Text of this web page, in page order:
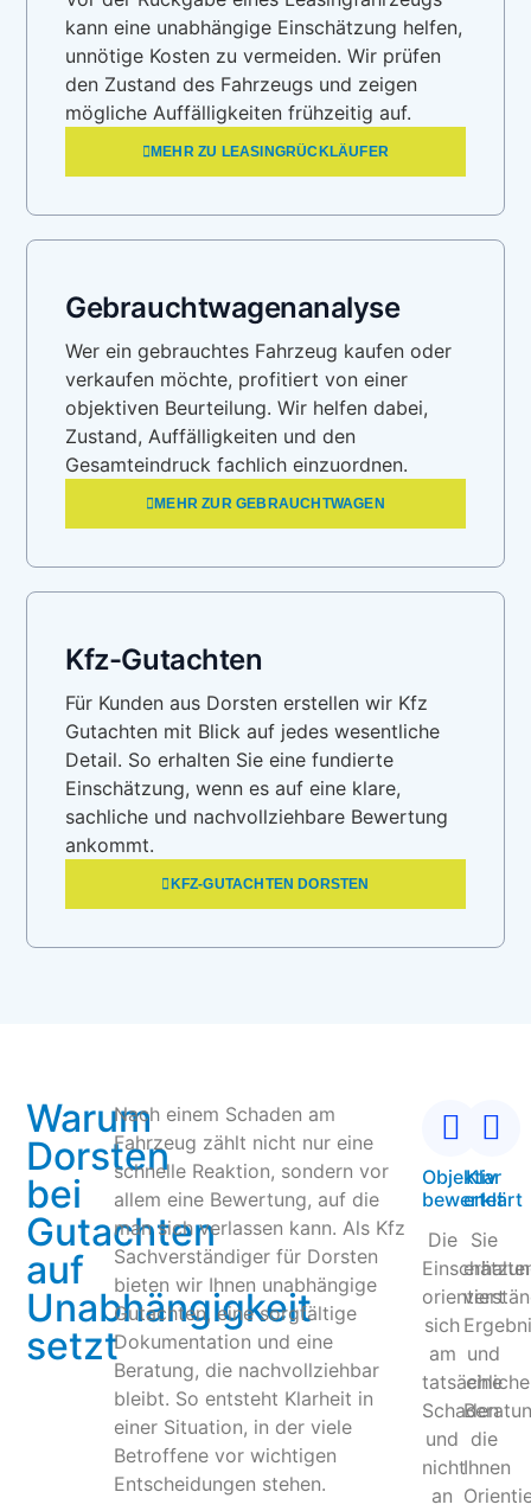
kann eine unabhängige Einschätzung helfen,
unnötige Kosten zu vermeiden. Wir prüfen
den Zustand des Fahrzeugs und zeigen
mögliche Auffälligkeiten frühzeitig auf.
MEHR ZU LEASINGRÜCKLÄUFER
Gebrauchtwagenanalyse
Wer ein gebrauchtes Fahrzeug kaufen oder
verkaufen möchte, profitiert von einer
objektiven Beurteilung. Wir helfen dabei,
Zustand, Auffälligkeiten und den
Gesamteindruck fachlich einzuordnen.
MEHR ZUR GEBRAUCHTWAGEN
Kfz-Gutachten
Für Kunden aus Dorsten erstellen wir Kfz
Gutachten mit Blick auf jedes wesentliche
Detail. So erhalten Sie eine fundierte
Einschätzung, wenn es auf eine klare,
sachliche und nachvollziehbare Bewertung
ankommt.
KFZ-GUTACHTEN DORSTEN
Warum
Dorsten
bei
Gutachten
auf
Unabhängigkeit
setzt
Nach einem Schaden am
Fahrzeug zählt nicht nur eine
schnelle Reaktion, sondern vor
allem eine Bewertung, auf die
man sich verlassen kann. Als Kfz
Sachverständiger für Dorsten
bieten wir Ihnen unabhängige
Gutachten, eine sorgfältige
Dokumentation und eine
Beratung, die nachvollziehbar
bleibt. So entsteht Klarheit in
einer Situation, in der viele
Betroffene vor wichtigen
Entscheidungen stehen.
Objektiv
bewertet
Die
orientiert
sich
am
Schaden
und
nicht
an
Klar
erklärt
Sie
und
eine
die
Ihnen